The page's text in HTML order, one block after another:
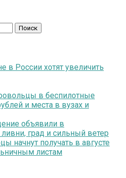
в России хотят увеличить
в беспилотные
и места в вузах и
объявили в
град и сильный ветер
начнут получать в августе
листам